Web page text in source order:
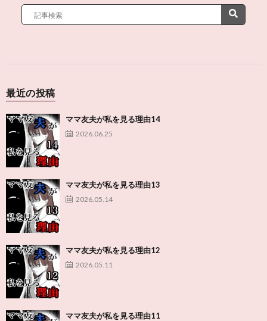
最近の投稿
ママ友夫が私を見る理由14
2026.06.25
ママ友夫が私を見る理由13
2026.05.14
ママ友夫が私を見る理由12
2026.05.11
ママ友夫が私を見る理由11